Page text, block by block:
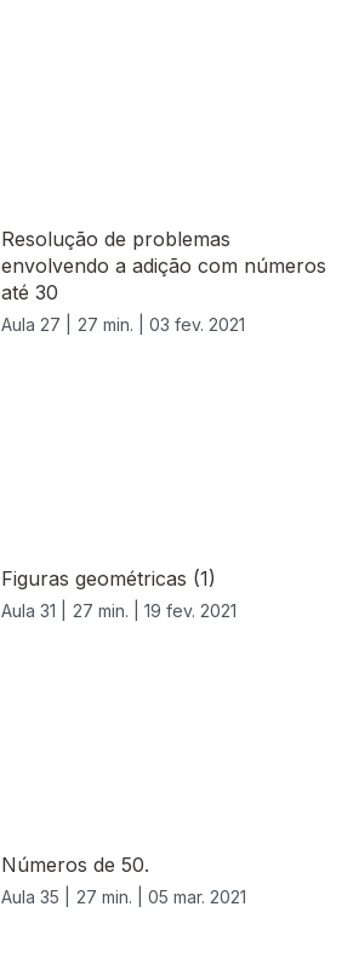
Resolução de problemas
envolvendo a adição com números
até 30
Aula 27 | 27 min. | 03 fev. 2021
Figuras geométricas (1)
Aula 31 | 27 min. | 19 fev. 2021
Números de 50.
Aula 35 | 27 min. | 05 mar. 2021